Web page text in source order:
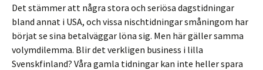
Det stämmer att några stora och seriösa dagstidningar
bland annat i USA, och vissa nischtidningar småningom har
börjat se sina betalväggar löna sig. Men här gäller samma
volymdilemma. Blir det verkligen business i lilla
Svenskfinland? Våra gamla tidningar kan inte heller spara